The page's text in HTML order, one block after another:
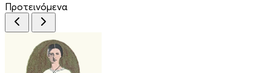
Προτεινόμενα